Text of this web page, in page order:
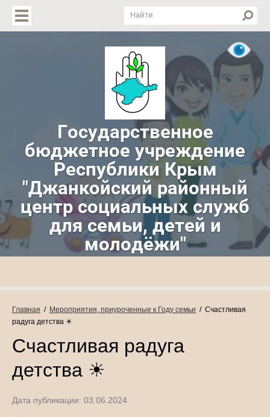
Версия для слабовидящих
Государственное
бюджетное учреждение
Республики Крым
"Джанкойский районный
центр социальных служб
для семьи, детей и
молодёжи"
Главная
  /
Мероприятия, приуроченные к Году семьи
  /  Счастливая
радуга детства ☀
Счастливая радуга
детства ☀
Дата публикации: 03.06.2024